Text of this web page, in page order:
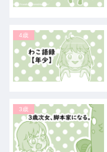
4歳
3歳